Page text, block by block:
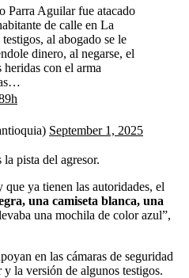
Parra Aguilar fue atacado
de calle en La
al abogado se le
dinero, al negarse, el
con el arma
September 1, 2025
pista del agresor.
ya tienen las autoridades, el
una camiseta blanca, una
una mochila de color azul”,
en las cámaras de seguridad
la versión de algunos testigos.